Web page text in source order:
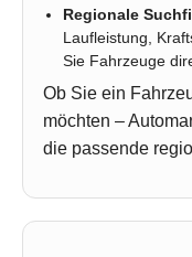
Regionale
Laufleistung,
Sie Fahrzeuge
Ob Sie ein
möchten –
die passende